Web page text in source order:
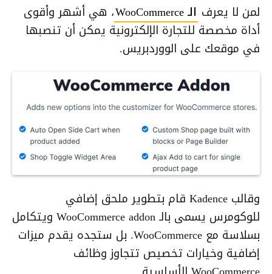
لمن لا يعرف الـ WooCommerce
، هي أشهر وأقوى
أداة مخصصة للتجارة الإلكترونية يمكن أن تنصبها
في موقعك على الووردبريس.
وقالب Kadence قام بتطوير ملحق إضافي
للوكومرس يسمى بالـ WooCommerce addon ويتكامل
بسلاسة مع WooCommerce. بل ستجده يقدم ميزات
إضافية وخيارات تخصيص تتجاوز وظائف